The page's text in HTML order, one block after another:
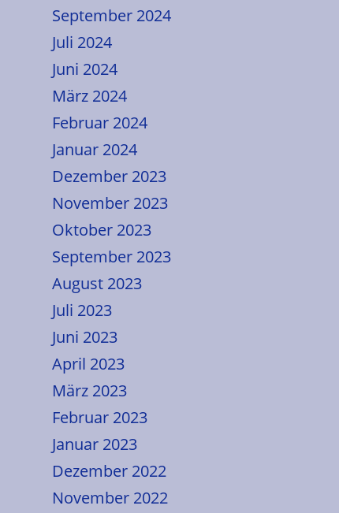
September 2024
Juli 2024
Juni 2024
März 2024
Februar 2024
Januar 2024
Dezember 2023
November 2023
Oktober 2023
September 2023
August 2023
Juli 2023
Juni 2023
April 2023
März 2023
Februar 2023
Januar 2023
Dezember 2022
November 2022